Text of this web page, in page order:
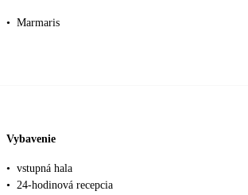
• Marmaris
Vybavenie
• vstupná hala
• 24-hodinová recepcia